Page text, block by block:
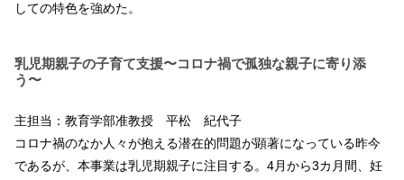
しての特色を強めた。
乳児期親子の子育て支援〜コロナ禍で孤独な親子に寄り添
う〜
主担当：教育学部准教授 平松 紀代子
コロナ禍のなか人々が抱える潜在的問題が顕著になっている昨今
であるが、本事業は乳児期親子に注目する。4月から3カ月間、妊